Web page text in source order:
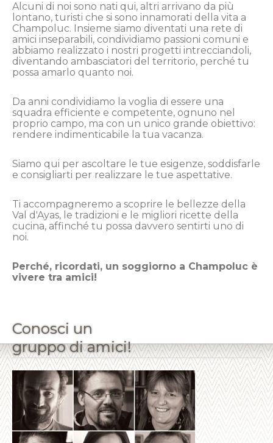
Alcuni di noi sono nati qui, altri arrivano da più
lontano, turisti che si sono innamorati della vita a
Champoluc. Insieme siamo diventati una rete di
amici inseparabili, condividiamo passioni comuni e
abbiamo realizzato i nostri progetti intrecciandoli,
diventando ambasciatori del territorio, perché tu
possa amarlo quanto noi.
Da anni condividiamo la voglia di essere una
squadra efficiente e competente, ognuno nel
proprio campo, ma con un unico grande obiettivo:
rendere indimenticabile la tua vacanza.
Siamo qui per ascoltare le tue esigenze, soddisfarle
e consigliarti per realizzare le tue aspettative.
Ti accompagneremo a scoprire le bellezze della
Val d'Ayas, le tradizioni e le migliori ricette della
cucina, affinché tu possa davvero sentirti uno di
noi.
Perché, ricordati, un soggiorno a Champoluc è
vivere tra amici!
Conosci un
gruppo di amici!